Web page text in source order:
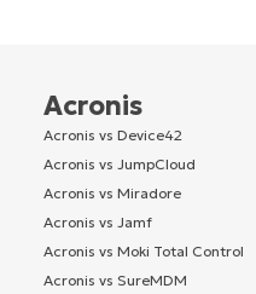
Acronis
Acronis vs Device42
Acronis vs JumpCloud
Acronis vs Miradore
Acronis vs Jamf
Acronis vs Moki Total Control
Acronis vs SureMDM